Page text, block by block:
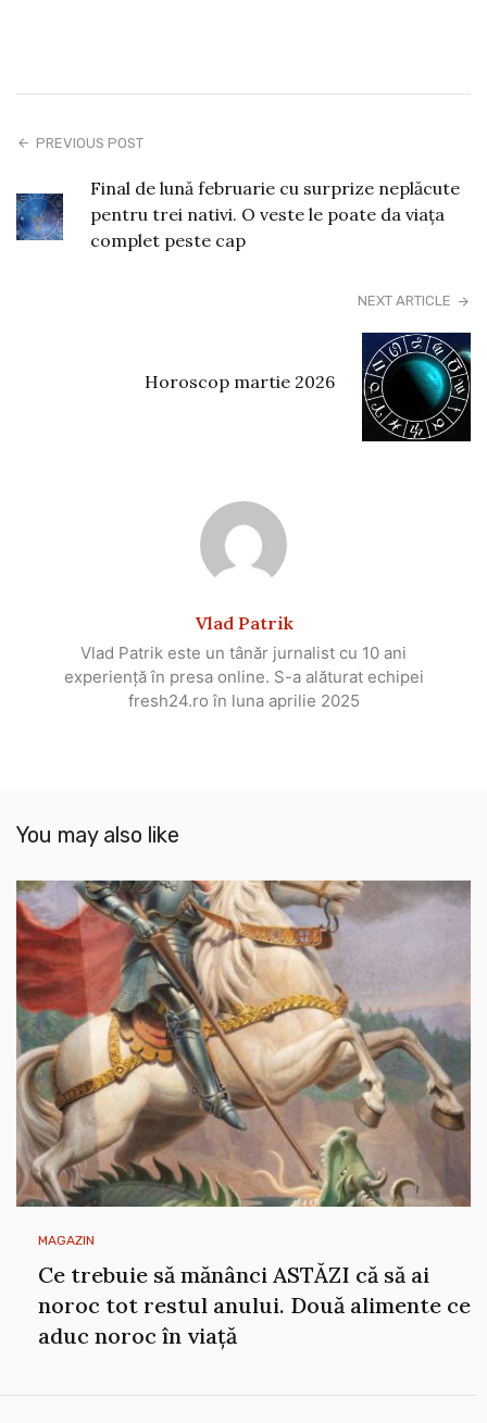
PREVIOUS POST
Final de lună februarie cu surprize neplăcute
pentru trei nativi. O veste le poate da viața
complet peste cap
NEXT ARTICLE
Horoscop martie 2026
Vlad Patrik
Vlad Patrik este un tânăr jurnalist cu 10 ani
experiență în presa online. S-a alăturat echipei
fresh24.ro în luna aprilie 2025
You may also like
MAGAZIN
Ce trebuie să mănânci ASTĂZI că să ai
noroc tot restul anului. Două alimente ce
aduc noroc în viață